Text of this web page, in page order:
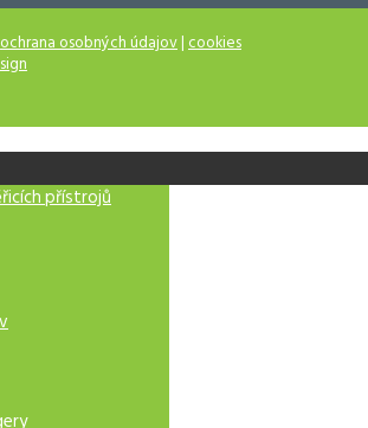
ochrana osobných údajov|cookies
přístrojů